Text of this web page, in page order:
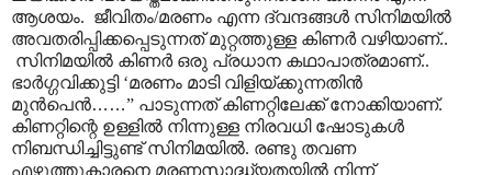
ആശയം. ജീവിതം/മരണം എന്ന ദ്വന്ദങ്ങൾ സിനിമയിൽ
അവതരിപ്പിക്കപ്പെടുന്നത് മുറ്റത്തുള്ള കിണർ വഴിയാണ്..
സിനിമയിൽ കിണർ ഒരു പ്രധാന കഥാപാത്രമാണ്..
ഭാർഗ്ഗവിക്കുട്ടി ‘മരണം മാടി വിളിയ്ക്കുന്നതിൻ
മുൻപെൻ……” പാടുന്നത് കിണറ്റിലേക്ക് നോക്കിയാണ്.
കിണറ്റിന്റെ ഉള്ളിൽ നിന്നുള്ള നിരവധി ഷോടുകൾ
നിബന്ധിച്ചിട്ടുണ്ട് സിനിമയിൽ. രണ്ടു തവണ
എഴുത്തുകാരനെ മരണസാദ്ധ്യതയിൽ നിന്ന്